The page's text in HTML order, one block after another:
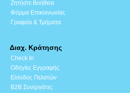
Ζητήστε Βοήθεια
Φόρμα Επικοινωνίας
Γραφεία & Τμήματα
Διαχ. Κράτησης
Check In
Οδηγίες Εγγραφής
Είσοδος Πελατών
B2B Συνεργάτες